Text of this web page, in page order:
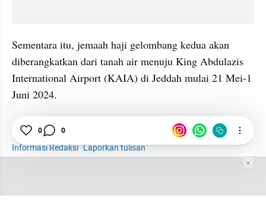
Sementara itu, jemaah haji gelombang kedua akan
diberangkatkan dari tanah air menuju King Abdulazis
International Airport (KAIA) di Jeddah mulai 21 Mei-1
Juni 2024.
Jemaah Uang
Riyal
Informasi Redaksi·Laporkan tulisan
0 0